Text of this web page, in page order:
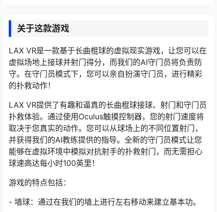
关于这款游戏
LAX VR是一款基于长曲棍球的虚拟现实游戏，让您可以在
虚拟场地上接球并射门得分，而我们的AI守门员将负责防
守。在守门员模式下，您可以亲自扮演守门员，进行精彩
的扑救动作！
LAX VR提供了有趣和逼真的长曲棍球接球、射门和守门员
扑救体验。通过使用Oculus触摸控制器，您的射门速度将
取决于您真实的动作。您可以从球场上的不同位置射门，
并获得我们的AI教练提供的指导。全新的守门员模式让您
能够在虚拟环境中模拟对抗射手的扑救射门，而无需担心
球速高达每小时100英里！
游戏的特点包括：
- 墙球：通过在我们的墙上进行左右移动来建立基本功。